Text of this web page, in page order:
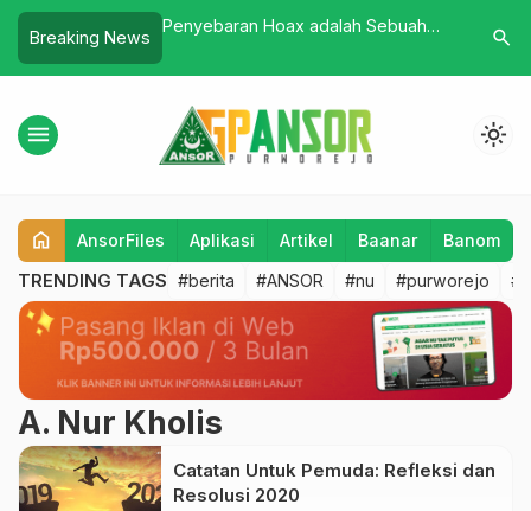
Breaking News
Ulama Desa Kerep
dan Piatu
Penyebaran Hoax adalah Sebuah
Rijalul
search
menu light_mode
home AnsorFiles Aplikasi Artikel Baanar Banom
TRENDING TAGS #berita #ANSOR #nu #purworejo
A. Nur Kholis
Catatan Untuk Pemuda: Refleksi dan
Resolusi 2020